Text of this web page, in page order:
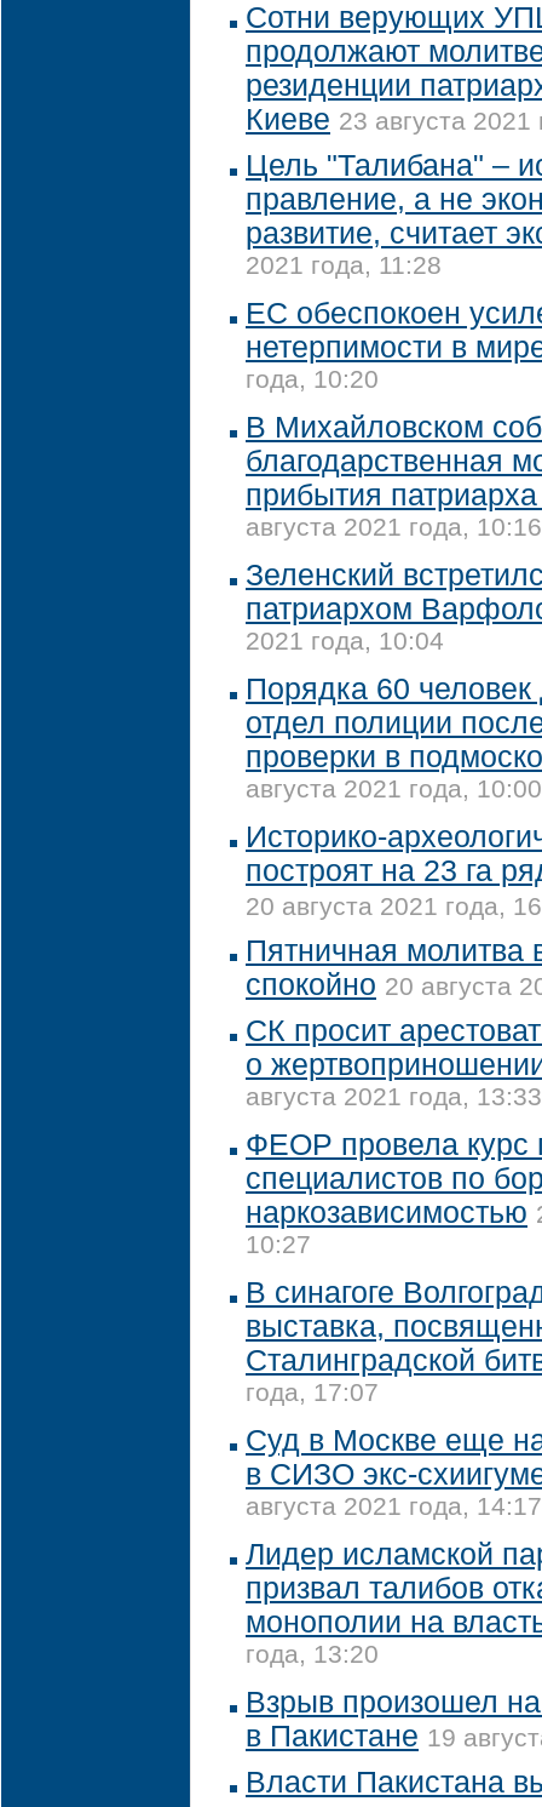
Сотни верующих
продолжают
резиденции
Киеве 23 августа 2021
Цель "Талибана" –
правление, а не
развитие, считает
2021 года, 11:28
ЕС обеспокоен
нетерпимости в
года, 10:20
В Михайловском
благодарственная
прибытия
августа 2021 года, 10:16
Зеленский
патриархом
2021 года, 10:04
Порядка 60
отдел полиции
проверки в
августа 2021 года, 10:00
Историко-
построят на 23 га
20 августа 2021 года,
Пятничная молитва
спокойно 20 августа
СК просит
о
августа 2021 года, 13:33
ФЕОР провела курс
специалистов по
наркозависимостью
10:27
В синагоге
выставка,
Сталинградской
года, 17:07
Суд в Москве еще
в СИЗО экс-
августа 2021 года, 14:17
Лидер исламской
призвал талибов
монополии на
года, 13:20
Взрыв произошел
в Пакистане 19
Власти Пакистана